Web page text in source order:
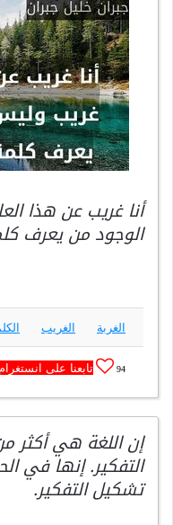
أنا غريب عن هذا
الوجود من يعرف
الغربة الغريب
94 تابعنا على انستغرام
إن اللغة هي أكثر
التفكير. إنها في
تشكيل التفكير.